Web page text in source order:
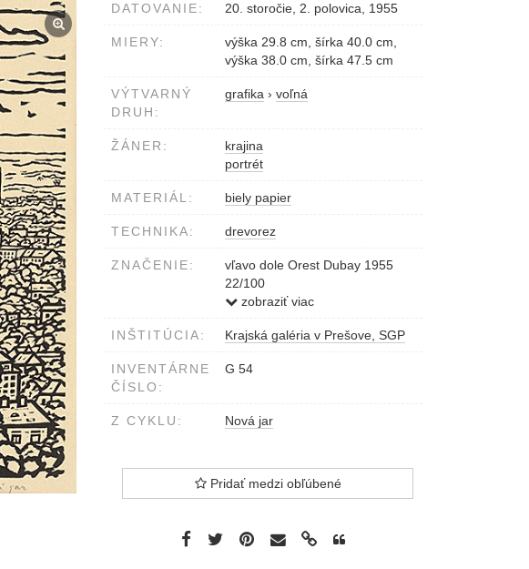
DATOVANIE: 20. storočie, 2. polovica, 1955
MIERY:
výška 29.8 cm, šírka 40.0 cm,
výška 38.0 cm, šírka 47.5 cm
VÝTVARNÝ
DRUH:
grafika › voľná
ŽÁNER:
krajina
portrét
MATERIÁL: biely papier
TECHNIKA: drevorez
ZNAČENIE:
vľavo dole Orest Dubay 1955
22/100
vpravo Nová jar
zobraziť viac
INŠTITÚCIA: Krajská galéria v Prešove, SGP
INVENTÁRNE
ČÍSLO:
G 54
Z CYKLU: Nová jar
Pridať medzi obľúbené